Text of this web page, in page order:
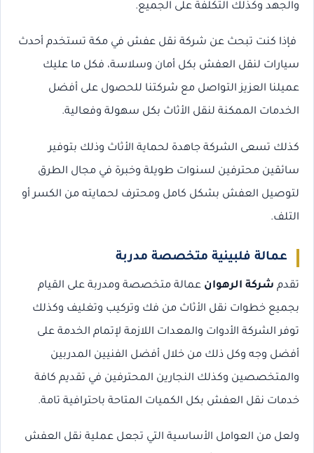
والجهد وكذلك التكلفة على الجميع.
فإذا كنت تبحث عن شركة نقل عفش في مكة تستخدم أحدث
سيارات لنقل العفش بكل أمان وسلاسة، فكل ما عليك
عميلنا العزيز التواصل مع شركتنا للحصول على أفضل
الخدمات الممكنة لنقل الأثاث بكل سهولة وفعالية.
كذلك تسعى الشركة جاهدة لحماية الأثاث وذلك بتوفير
سائقين محترفين لسنوات طويلة وخبرة في مجال الطرق
لتوصيل العفش بشكل كامل ومحترف لحمايته من الكسر أو
التلف.
عمالة فلبينية متخصصة مدربة
تقدم شركة الرهوان عمالة متخصصة ومدربة على القيام
بجميع خطوات نقل الأثاث من فك وتركيب وتغليف وكذلك
توفر الشركة الأدوات والمعدات اللازمة لإتمام الخدمة على
أفضل وجه وكل ذلك من خلال أفضل الفنيين المدربين
والمتخصصين وكذلك النجارين المحترفين في تقديم كافة
خدمات نقل العفش بكل الكميات المتاحة باحترافية تامة.
ولعل من العوامل الأساسية التي تجعل عملية نقل العفش